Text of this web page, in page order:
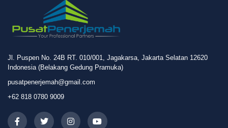
Jl. Puspen No. 24B RT. 010/001, Jagakarsa, Jakarta Selatan 12620
Indonesia (Belakang Gedung Pramuka)
pusatpenerjemah@gmail.com
+62 818 0780 9009